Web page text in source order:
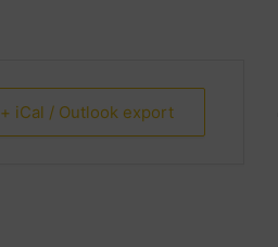
+ iCal / Outlook export